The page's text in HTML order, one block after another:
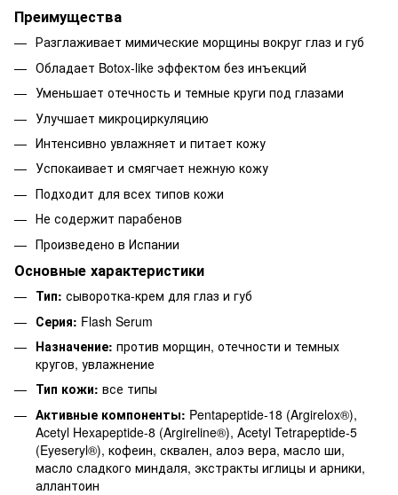
Преимущества
Разглаживает мимические морщины вокруг глаз и губ
Обладает Botox-like эффектом без инъекций
Уменьшает отечность и темные круги под глазами
Улучшает микроциркуляцию
Интенсивно увлажняет и питает кожу
Успокаивает и смягчает нежную кожу
Подходит для всех типов кожи
Не содержит парабенов
Произведено в Испании
Основные характеристики
Тип: сыворотка-крем для глаз и губ
Серия: Flash Serum
Назначение: против морщин, отечности и темных
кругов, увлажнение
Тип кожи: все типы
Активные компоненты: Pentapeptide-18 (Argirelox®),
Acetyl Hexapeptide-8 (Argireline®), Acetyl Tetrapeptide-5
(Eyeseryl®), кофеин, сквален, алоэ вера, масло ши,
масло сладкого миндаля, экстракты иглицы и арники,
аллантоин